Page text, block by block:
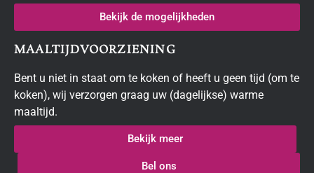
Bekijk de mogelijkheden
MAALTIJDVOORZIENING
Bent u niet in staat om te koken of heeft u geen tijd (om te
koken), wij verzorgen graag uw (dagelijkse) warme
maaltijd.
Bekijk meer
Bel ons